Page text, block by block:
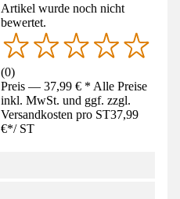
Artikel wurde noch nicht
bewertet.
(0)
Preis — 37,99 € * Alle Preise
inkl. MwSt. und ggf. zzgl.
Versandkosten pro ST37,99
€*/ ST